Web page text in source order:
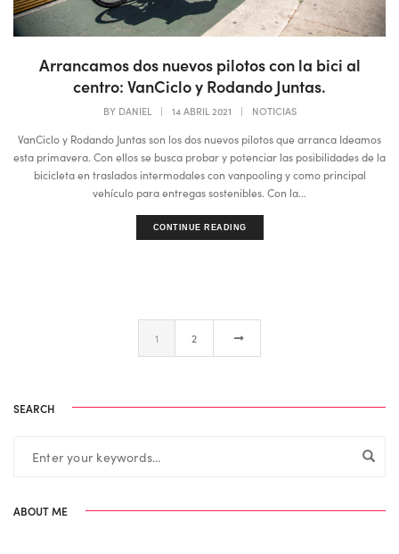
Arrancamos dos nuevos pilotos con la bici al
centro: VanCiclo y Rodando Juntas.
BY DANIEL | 14 ABRIL 2021 | NOTICIAS
VanCiclo y Rodando Juntas son los dos nuevos pilotos que arranca Ideamos
esta primavera. Con ellos se busca probar y potenciar las posibilidades de la
bicicleta en traslados intermodales con vanpooling y como principal
vehículo para entregas sostenibles. Con la...
CONTINUE READING
1 2
SEARCH
ABOUT ME